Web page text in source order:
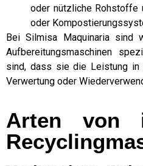
oder nützliche Rohstoffe
oder
Bei Silmisa Maquinaria sind
Aufbereitungsmaschinen
sind, dass sie die Leistung in
Verwertung oder
Arten von